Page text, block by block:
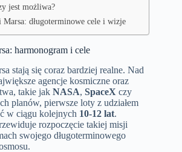
jest możliwa?
Marsa: długoterminowe cele i wizje
harmonogram i cele
stają się coraz bardziej realne. Nad
agencje kosmiczne oraz
takie jak NASA, SpaceX czy
planów, pierwsze loty z udziałem
w ciągu kolejnych 10-12 lat.
rozpoczęcie takiej misji
swojego długoterminowego